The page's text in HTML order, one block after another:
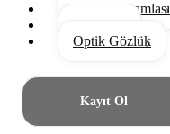
Gözyaşı Damlası
Optik Gözlük
Kayıt Ol